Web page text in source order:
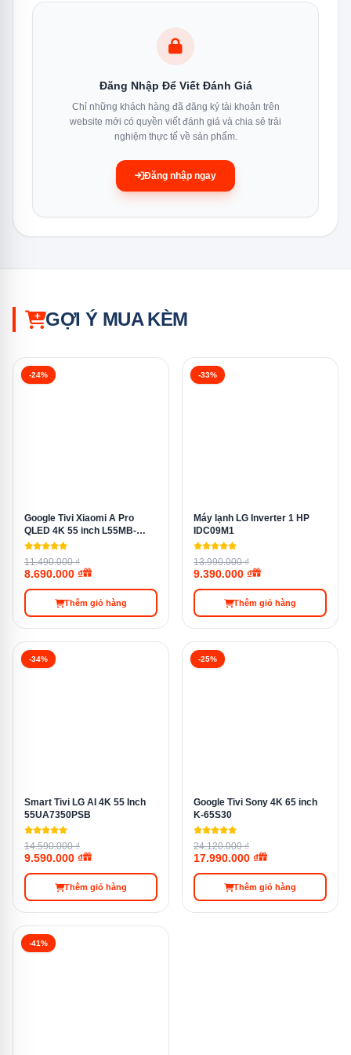
Twin Cooling Plus™ — 2 dàn
lạnh độc lập
Động cơ Digital Inverter
10 năm
nhanh
Power Cool™
Làm đông
Lọc khử mùi Bộ lọc than hoạt tính
Fresh Zone — điều chỉnh độ
ẩm
Bảng điều
khiển
Bên ngoài cửa — không cần
Kích thước
(R×C×S)
83,3 × 179,3 × 74 cm
Tiêu thụ điện ~1,2 kWh/ngày
Đăng Nhập Để Viết Đánh Giá
Chỉ những khách hàng đã đăng ký tài khoản trên
website mới có quyền viết đánh giá và chia sẻ trải
nghiệm thực tế về sản phẩm.
Đăng nhập ngay
GỢI Ý MUA KÈM
-24%
Google Tivi Xiaomi A Pro
QLED 4K 55 inch L55MB-
APSEA
11.490.000 ₫
8.690.000 ₫
Thêm giỏ hàng
-33%
Máy lạnh LG Inverter 1 HP
IDC09M1
13.990.000 ₫
9.390.000 ₫
Thêm giỏ hàng
-34%
Smart Tivi LG AI 4K 55 Inch
55UA7350PSB
14.590.000 ₫
9.590.000 ₫
Thêm giỏ hàng
-25%
Google Tivi Sony 4K 65 inch
K-65S30
24.120.000 ₫
17.990.000 ₫
Thêm giỏ hàng
-41%